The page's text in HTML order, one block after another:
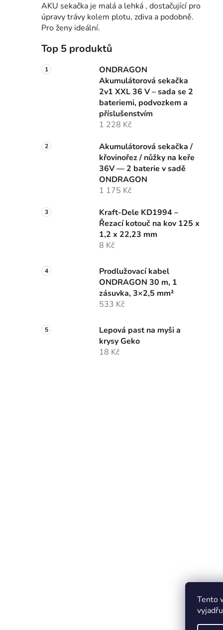
Tento
AKU sekačka je malá a lehká , dostačující pro
úpravy trávy kolem plotu, zdiva a podobně.
Pro ženy ideální.
Top 5 produktů
ONDRAGON
Akumulátorová sekačka
2v1 XXL 36 V – sada se 2
bateriemi, podvozkem a
příslušenstvím
1 228 Kč
Akumulátorová sekačka /
křovinořez / nůžky na keře
36V — 2 baterie v sadě
ONDRAGON
1 175 Kč
Kraft-Dele KD1994 –
Řezací kotouč na kov 125 x
1,2 x 22,23 mm
8 Kč
Prodlužovací kabel
ONDRAGON 30 m, 1
zásuvka, 3×2,5 mm²
533 Kč
Lepová past na myši a
krysy Geko
18 Kč